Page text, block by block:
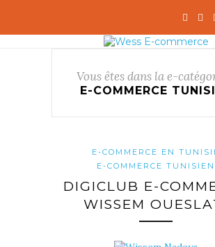
Vous êtes dans la e-
E-COMMERCE
E-COMMERCE EN
E-COMMERCE TUNISIEN
DIGICLUB E-
WISSEM